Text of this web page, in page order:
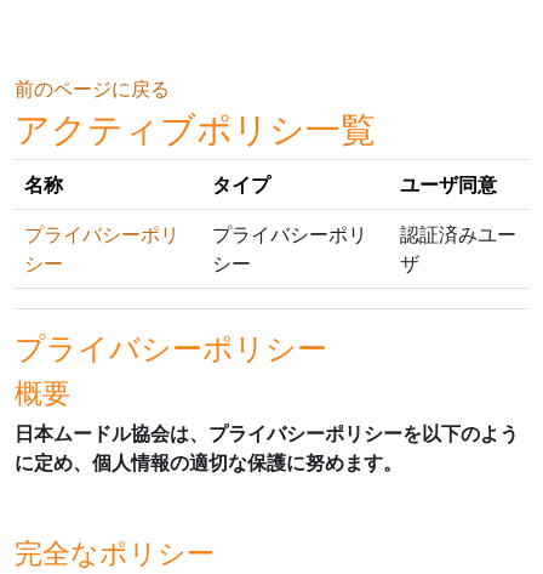
前のページに戻る
アクティブポリシ一覧
名称 タイプ
ユーザ同意
プライバシーポリ
シー
プライバシーポリ
シー
認証済みユー
ザ
プライバシーポリシー
概要
日本ムードル協会は、プライバシーポリシーを以下のよう
に定め、個人情報の適切な保護に努めます。
完全なポリシー